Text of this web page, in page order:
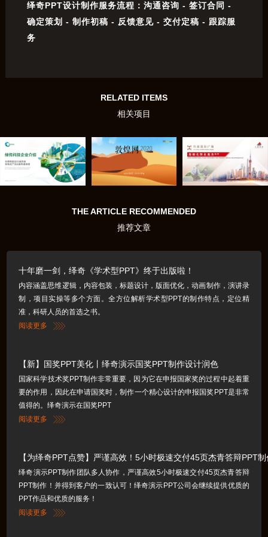
绎奇PPT设计制作服务流程：沟通咨询 - 签订合同 -
确定策划 - 制作初稿 - 反馈意见 - 交付定稿 - 跟踪服
务
RELATED ITEMS
相关项目
THE ARTICLE RECOMMENDED
推荐文章
十年磨一剑，绎奇《学术型PPT》终于出版啦！
内容涵盖思维逻辑，内容包装，标题设计，版面优化，动画制作，演讲录
制，项目实操等多个方面。全方位解析学术型PPT的制作特点，定位精
准，科研人员的首选之书。
阅读更多
【新】国奖PPT美化丨绎奇演示国奖PPT制作设计润色
国家科学技术奖PPT制作非常重要，因为它在申报国家奖的过程中起着重
要的作用，因此在申请国奖时，制作一个精心设计的申报国奖PPT是非常
值得的。绎奇演示在国奖PPT
阅读更多
【为绎奇PPT点赞】严谨高效！5小时极速交付45页杰青答辩PPT
绎奇演示PPT制作团队多人协作，严谨高效5小时极速交付45页杰青答辩
PPT制作！并得到客户的一致认可！绎奇演示PPT公司会继续提供优质的
PPT作品和优质的服务！
阅读更多